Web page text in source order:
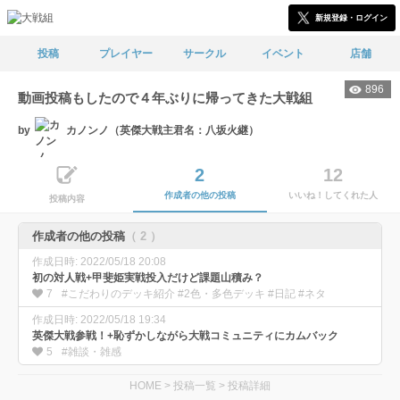
新規登録・ログイン
投稿 プレイヤー サークル イベント 店舗
896
動画投稿もしたので４年ぶりに帰ってきた大戦組
by カノンノ（英傑大戦主君名：八坂火継）
投稿内容
2
作成者の他の投稿
12
いいね！してくれた人
作成者の他の投稿 （ 2 ）
作成日時: 2022/05/18 20:08
初の対人戦+甲斐姫実戦投入だけど課題山積み？
7
#こだわりのデッキ紹介 #2色・多色デッキ #日記 #ネタ
作成日時: 2022/05/18 19:34
英傑大戦参戦！+恥ずかしながら大戦コミュニティにカムバック
5
#雑談・雑感
HOME > 投稿一覧 > 投稿詳細